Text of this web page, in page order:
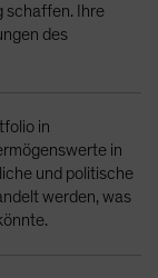
schaffen. Ihre
des
in
in
und politische
werden, was